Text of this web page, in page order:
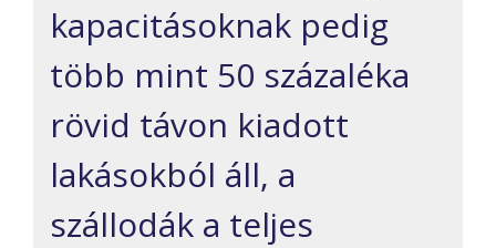
kapacitásoknak pedig
több mint 50 százaléka
rövid távon kiadott
lakásokból áll, a
szállodák a teljes